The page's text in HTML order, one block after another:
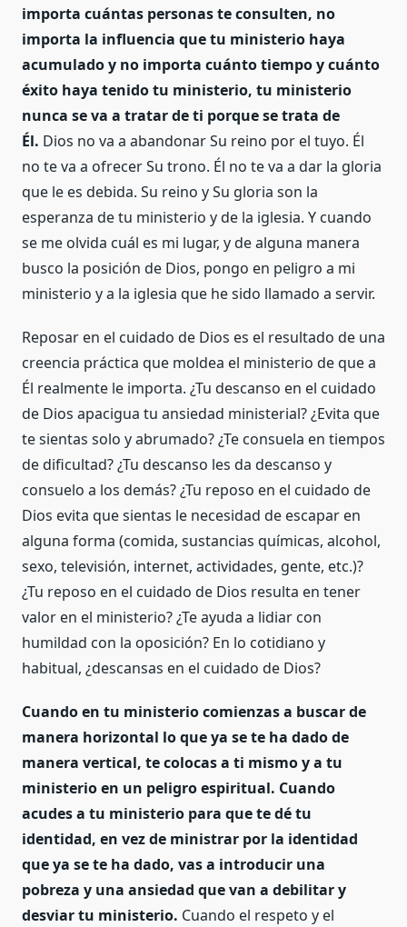
importa cuántas personas te consulten, no
importa la influencia que tu ministerio haya
acumulado y no importa cuánto tiempo y cuánto
éxito haya tenido tu ministerio, tu ministerio
nunca se va a tratar de ti porque se trata de
Él. Dios no va a abandonar Su reino por el tuyo. Él
no te va a ofrecer Su trono. Él no te va a dar la gloria
que le es debida. Su reino y Su gloria son la
esperanza de tu ministerio y de la iglesia. Y cuando
se me olvida cuál es mi lugar, y de alguna manera
busco la posición de Dios, pongo en peligro a mi
ministerio y a la iglesia que he sido llamado a servir.
Reposar en el cuidado de Dios es el resultado de una
creencia práctica que moldea el ministerio de que a
Él realmente le importa. ¿Tu descanso en el cuidado
de Dios apacigua tu ansiedad ministerial? ¿Evita que
te sientas solo y abrumado? ¿Te consuela en tiempos
de dificultad? ¿Tu descanso les da descanso y
consuelo a los demás? ¿Tu reposo en el cuidado de
Dios evita que sientas le necesidad de escapar en
alguna forma (comida, sustancias químicas, alcohol,
sexo, televisión, internet, actividades, gente, etc.)?
¿Tu reposo en el cuidado de Dios resulta en tener
valor en el ministerio? ¿Te ayuda a lidiar con
humildad con la oposición? En lo cotidiano y
habitual, ¿descansas en el cuidado de Dios?
Cuando en tu ministerio comienzas a buscar de
manera horizontal lo que ya se te ha dado de
manera vertical, te colocas a ti mismo y a tu
ministerio en un peligro espiritual. Cuando
acudes a tu ministerio para que te dé tu
identidad, en vez de ministrar por la identidad
que ya se te ha dado, vas a introducir una
pobreza y una ansiedad que van a debilitar y
desviar tu ministerio. Cuando el respeto y el